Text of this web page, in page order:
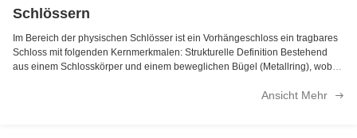
Schlössern
Im Bereich der physischen Schlösser ist ein Vorhängeschloss ein tragbares
Schloss mit folgenden Kernmerkmalen: Strukturelle Definition Bestehend
aus einem Schlosskörper und einem beweglichen Bügel (Metallring), wobei
Struktur zu bilden. Typische Ausführungen umfassen Direktöffnungen
Ansicht Mehr